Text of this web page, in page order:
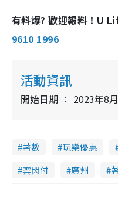
有料爆? 歡迎報料！U
9610 1996
活動資訊
開始日期 2023年8
著數 玩樂優惠
雲閃付
廣州